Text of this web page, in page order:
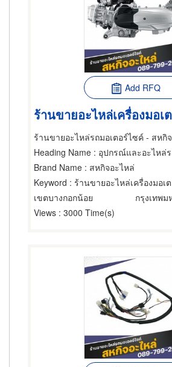
Add RFQ
ร้านขายอะไหล่รถมอเตอร์ไซค์ - สหกิ
Heading Name : อุปกรณ์และอะไหล่รถจักรยานยนต์และรถสกูตเตอร์,ขายส่งและผู้ผลิตอุปกรณ์และอะไห
Brand Name : สหกิจอะไหล่
Keyword : ร้านขายอะไหล่เครื่องมอเตอร์ไซค์
เขตบางกอกน้อย
กรุงเทพ
Views : 3000 Time(s)